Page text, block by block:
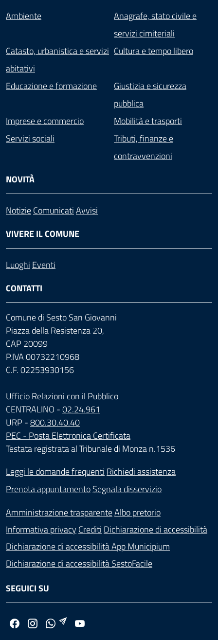
Ambiente
Anagrafe, stato civile e
servizi cimiteriali
Catasto, urbanistica e servizi
abitativi
Cultura e tempo libero
Educazione e formazione
Giustizia e sicurezza
pubblica
Imprese e commercio
Mobilità e trasporti
Servizi sociali
Tributi, finanze e
contravvenzioni
NOVITÀ
NotizieComunicatiAvvisi
VIVERE IL COMUNE
Luoghi Eventi
CONTATTI
Comune di Sesto San Giovanni
Piazza della Resistenza 20,
CAP 20099
P.IVA 00732210968
C.F. 02253930156
Ufficio Relazioni con il Pubblico
CENTRALINO -02.24.961
URP -800.30.40.40
PEC - Posta Elettronica Certificata
Testata registrata al Tribunale di Monza n.1536
Leggi le domande frequenti Richiedi assistenza
Prenota appuntamentoSegnala disservizio
Amministrazione trasparenteAlbo pretorio
Informativa privacy Crediti Dichiarazione di accessibilità
Dichiarazione di accessibilità App Municipium
Dichiarazione di accessibilità SestoFacile
SEGUICI SU